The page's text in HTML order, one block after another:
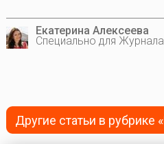
Екатерина Алексеева
Специально для
Другие статьи в рубрике